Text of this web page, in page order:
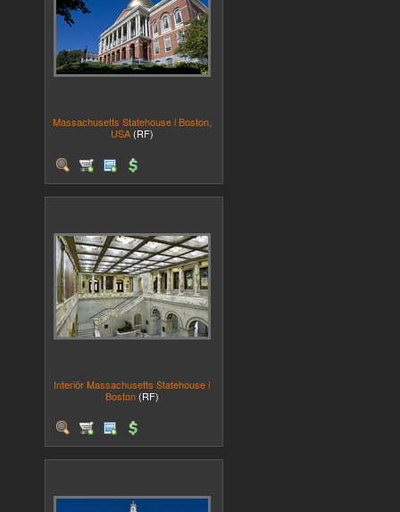
Massachusetts Statehouse i Boston,
USA (RF)
Interiör Massachusetts Statehouse i
Boston (RF)